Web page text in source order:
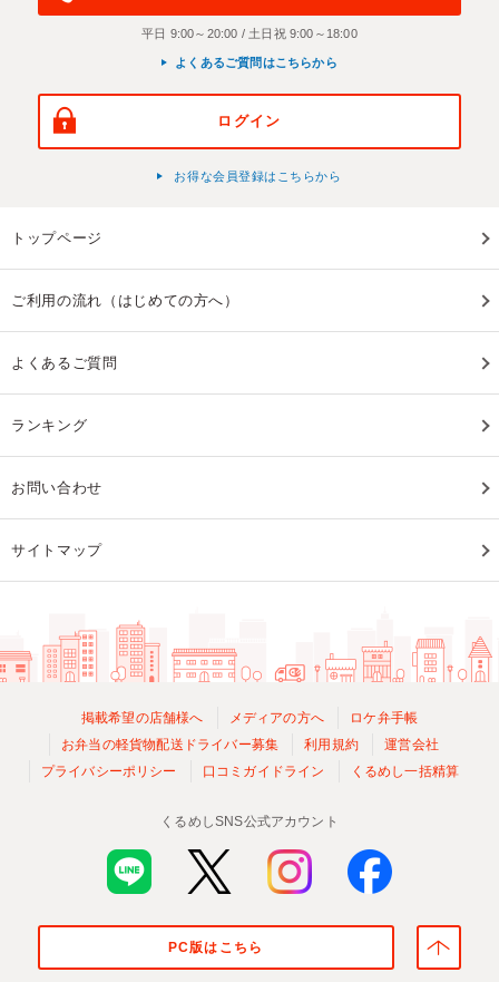
平日 9:00～20:00 / 土日祝 9:00～18:00
よくあるご質問はこちらから
ログイン
お得な会員登録はこちらから
トップページ
ご利用の流れ（はじめての方へ）
よくあるご質問
ランキング
お問い合わせ
サイトマップ
掲載希望の店舗様へ メディアの方へ
ロケ弁手帳
お弁当の軽貨物配送ドライバー募集
利用規約
運営会社
プライバシーポリシー
口コミガイドライン くるめし一括精算
くるめしSNS公式アカウント
PC版はこちら